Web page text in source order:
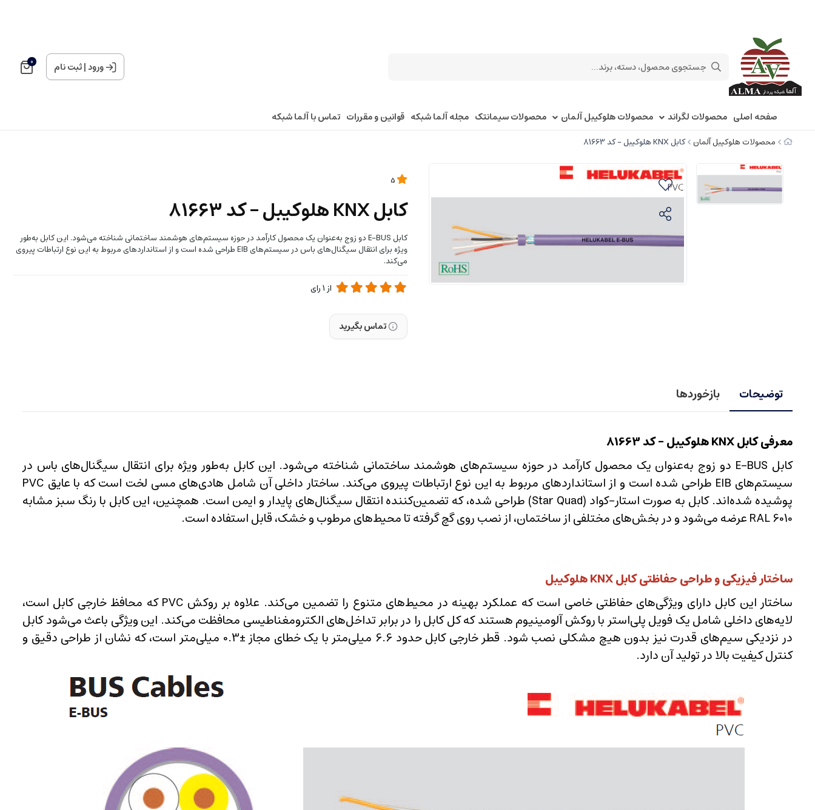
ورود|ثبت نام 0
صفحه اصلی محصولات لگراند محصولات هلوکیبل آلمان محصولات سیمانتک مجله آلما شبکه قوانین و مقررات تماس با آلما شبکه
محصولات هلوکیبل آلمان کابل KNX هلوکیبل - کد 81663
کابل KNX هلوکیبل - کد 81663
کابل E-BUS دو زوج به‌عنوان یک محصول کارآمد در حوزه سیستم‌های هوشمند ساختمانی شناخته می‌شود. این کابل به‌طور
ویژه برای انتقال سیگنال‌های باس در سیستم‌های EIB طراحی شده است و از استانداردهای مربوط به این نوع ارتباطات پیروی
می‌کند.
از1رای
تماس بگیرید
توضیحات بازخوردها
معرفی کابل KNX هلوکیبل - کد 81663
کابل E-BUS دو زوج به‌عنوان یک محصول کارآمد در حوزه سیستم‌های هوشمند ساختمانی شناخته می‌شود. این کابل به‌طور ویژه برای انتقال سیگنال‌های باس در
سیستم‌های EIB طراحی شده است و از استانداردهای مربوط به این نوع ارتباطات پیروی می‌کند. ساختار داخلی آن شامل هادی‌های مسی لخت است که با عایق PVC
پوشیده شده‌اند. کابل به صورت استار-کواد (Star Quad) طراحی شده، که تضمین‌کننده انتقال سیگنال‌های پایدار و ایمن است. همچنین، این کابل با رنگ سبز مشابه
RAL 6010 عرضه می‌شود و در بخش‌های مختلفی از ساختمان، از نصب روی گچ گرفته تا محیط‌های مرطوب و خشک، قابل استفاده است.
ساختار فیزیکی و طراحی حفاظتی کابل KNX هلوکیبل
ساختار این کابل دارای ویژگی‌های حفاظتی خاصی است که عملکرد بهینه در محیط‌های متنوع را تضمین می‌کند. علاوه بر روکش PVC که محافظ خارجی کابل است،
لایه‌های داخلی شامل یک فویل پلی‌استر با روکش آلومینیوم هستند که کل کابل را در برابر تداخل‌های الکترومغناطیسی محافظت می‌کند. این ویژگی باعث می‌شود کابل
در نزدیکی سیم‌های قدرت نیز بدون هیچ مشکلی نصب شود. قطر خارجی کابل حدود 6.6 میلی‌متر با یک خطای مجاز ±0.3 میلی‌متر است، که نشان از طراحی دقیق و
کنترل کیفیت بالا در تولید آن دارد.